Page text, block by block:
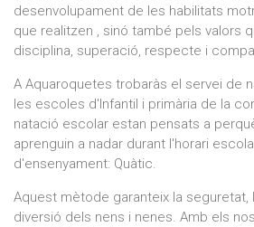
desenvolupament de les habilitats
que realitzen , sinó també pels valors
disciplina, superació, respecte i
A Aquaroquetes trobaràs el servei de
les escoles d'Infantil i primària de la
natació escolar estan pensats a
aprenguin a nadar durant l'horari
d'ensenyament: Quàtic.
Aquest mètode garanteix la seguretat,
diversió dels nens i nenes. Amb els